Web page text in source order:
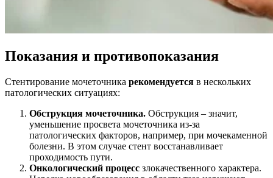
Показания и противопоказания
Стентирование мочеточника рекомендуется в нескольких
патологических ситуациях:
Обструкция мочеточника. Обструкция – значит,
уменьшение просвета мочеточника из-за
патологических факторов, например, при мочекаменной
болезни. В этом случае стент восстанавливает
проходимость пути.
Онкологический процесс злокачественного характера.